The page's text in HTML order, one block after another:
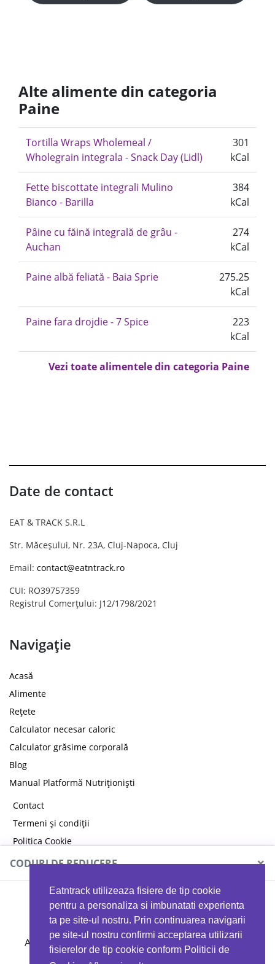
Eatntrack utilizeaza fisiere de tip cookie
pentru a personaliza si imbunatati experienta
ta pe site-ul nostru. Prin continuarea navigarii
pe site-ul nostru confirmi acceptarea utilizarii
fisierelor de tip cookie conform Politicii de
Alte alimente din categoria
Paine
Tortilla Wraps Wholemeal /
Wholegrain integrala - Snack Day (Lidl)
301
kCal
Fette biscottate integrali Mulino
Bianco - Barilla
384
kCal
Pâine cu făină integrală de grâu -
Auchan
274
kCal
Paine albă feliată - Baia Sprie
275.25
kCal
Paine fara drojdie - 7 Spice
223
kCal
Vezi toate alimentele din categoria Paine
Date de contact
EAT & TRACK S.R.L
Str. Măceșului, Nr. 23A, Cluj-Napoca, Cluj
Email: contact@eatntrack.ro
CUI: RO39757359
Registrul Comerțului: J12/1798/2021
Navigație
Acasă
Alimente
Rețete
Calculator necesar caloric
Calculator grăsime corporală
Blog
Manual Platformă Nutriționiști
Contact
Termeni și condiții
Politica Cookie
Politica de confidențialitate
CODURI DE REDUCERE ×
MYPROTEIN
Ai 40%reducere la orice comandă folosind codul
EATTRACK